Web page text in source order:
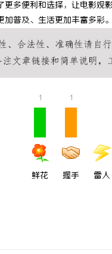
多便利和选择，让电影
加普及、生活更加丰富多彩
1
鲜花
1
握手 雷人
全面解析招标采购网在
作用与应用